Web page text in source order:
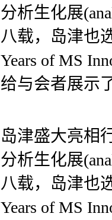
分析生化展
八载，岛津也
Years of MS
给与会者展示
岛津盛大亮相
分析生化展
八载，岛津也
Years of MS